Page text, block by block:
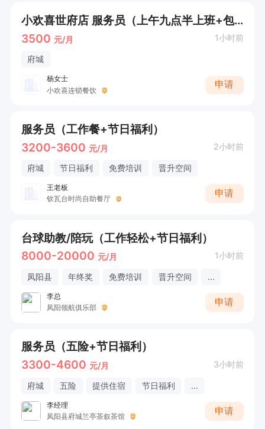
小欢喜世府店 服务员（上午九点半上班+包吃）
3500 元/月 1小时前
府城
杨女士
小欢喜连锁餐饮
申请
服务员（工作餐+节日福利）
3200-3600 元/月 2小时前
府城 节日福利 免费培训 晋升空间
王老板
钦瓦台时尚自助餐厅
申请
台球助教/陪玩（工作轻松+节日福利）
8000-20000 元/月 1小时前
凤阳县 年终奖 免费培训 晋升空间 ...
李总
凤阳领航俱乐部
申请
服务员（五险+节日福利）
3300-4600 元/月 3小时前
府城 五险 提供住宿 节日福利 ...
李经理
凤阳县府城兰亭茶叙茶馆
申请